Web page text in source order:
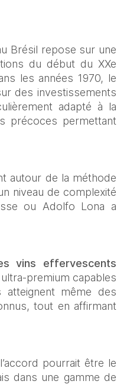
Brésil repose sur une
du début du XXe
les années 1970, le
des investissements
adapté à la
précoces permettant
autour de la méthode
niveau de complexité
ou Adolfo Lona a
vins effervescents
premium capables
atteignent même des
tout en affirmant
pourrait être le
dans une gamme de